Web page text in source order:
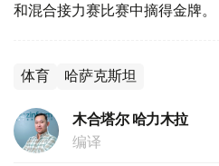
和混合接力赛比赛中摘得金牌。
体育 哈萨克斯坦
木合塔尔 哈力木拉
编译